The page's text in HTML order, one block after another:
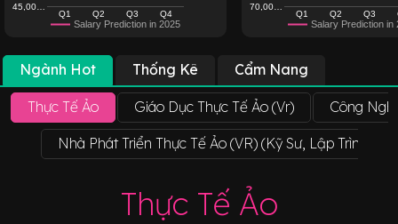
Salary Prediction in 2025
Q1 Q2 Q3 Q4
45,00…
Salary Prediction in
Q1 Q2 Q3
70,00…
Ngành Hot Thống Kê Cẩm Nang
Thực Tế Ảo Giáo Dục Thực Tế Ảo (Vr) Công
Nhà Phát Triển Thực Tế Ảo (VR) (Kỹ Sư, Lập Trình)
Thực Tế Ảo